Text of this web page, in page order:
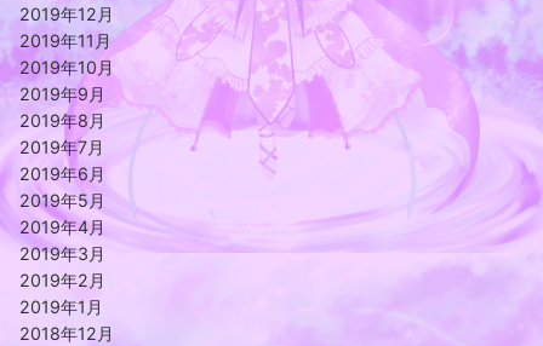
2019年12月
2019年11月
2019年10月
2019年9月
2019年8月
2019年7月
2019年6月
2019年5月
2019年4月
2019年3月
2019年2月
2019年1月
2018年12月